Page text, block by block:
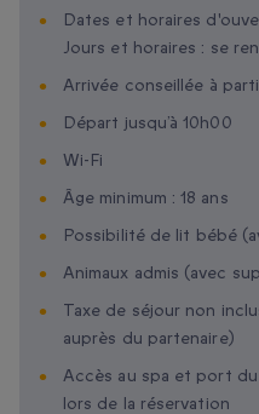
Dates et horaires
Jours et horaires : se
Arrivée conseillée à
Départ jusqu’à 10h00
Wi-Fi
Âge minimum : 18 ans
Possibilité de lit bébé
Animaux admis (avec
Taxe de séjour non
auprès du partenaire)
Accès au spa et port
lors de la réservation